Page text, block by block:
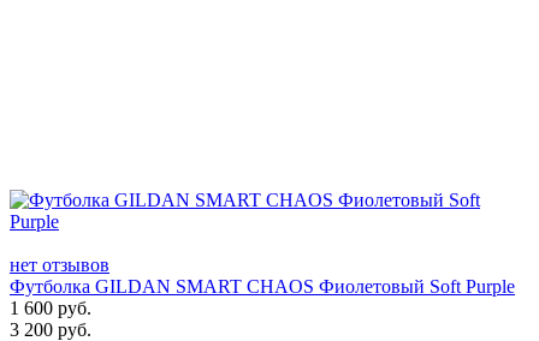
нет отзывов
Футболка GILDAN SMART CHAOS Фиолетовый Soft Purple
1 600 руб.
3 200 руб.